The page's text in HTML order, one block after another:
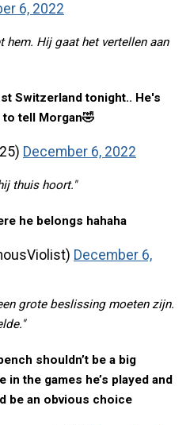
6, 2022
hem. Hij gaat het vertellen aan
Switzerland tonight.. He's
tell Morgan🤣
December 6, 2022
thuis hoort."
he belongs hahaha
December 6,
grote beslissing moeten zijn.
shouldn’t be a big
in the games he’s played and
be an obvious choice